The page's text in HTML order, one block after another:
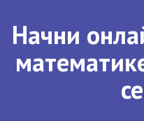
Начни